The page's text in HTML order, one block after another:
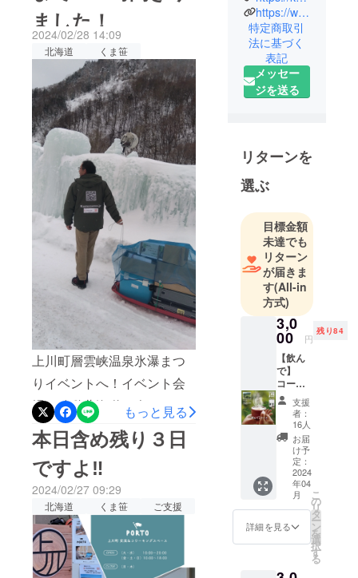
【大雪山】【大自然】北海
道などを知っていただいた
と思います少しずつです
が、以前よりも弊社HPやふ
るさと納税などからのご注
文も増えて来ました上川町
役場さま、上川町商工会さ
ま、層雲峡観光協会さま旭
川しんきん上川支店さま他
お取引先の企業さまのご支
援ご協力のおかげです知っ
て頂いたことが、本当に感
謝‼いたします引き続きご支
援よろしくお願いいたしま
す
ました！
2024/02/28 14:09
北海道 くま笹
上川町層雲峡温泉氷瀑まつ
りイベントへ！イベント会
場へ移動北海道の人たちは
お孫さんと買い物するとき
に、ソリにお孫さんをのせ
たり荷物の運搬に使ったり
されてます初めて、移動に
使ってみましたが、実際楽
でしたね(笑)イベント会場に
て沢山の方が【くま笹
もっと見る
本日含め残り３日
ですよ‼
2024/02/27 09:29
北海道 くま笹 ご支援
保存料・着
色料・不使
用の☕くま笹
Chai☕
チャイです
ぐ温まる
を届けます
🕊
◇冷え性や
いくま笹×
チャイで心
もカラダも
優しく包ま
れるひとと
き
◇身体がポ
カポカ朝ま
でグッスリ
ジャー効い
た５種のス
パイスを独
ニック素材
を無添加で
チャイに加
ルで美味し
https://www.instagram.com/sunearthtaisetu?igsh=cWMxc2l0NGxzajh4
特定商取引
法に基づく
表記
メッセー
ジを送る
リターンを
選ぶ
目標金額
未達でも
リターン
が届きま
す(All-in
方式)
3,0
00 円
残り84
【飲ん
で】
コース
【くま
笹関連
製品】
くま笹
Chai
（50g
入） １
袋 ・感
謝の手
紙 私た
ちの工
場は、
大雪山
上川町
支援
者：
16人
お届
け予
定：
2024
年04
月
詳細を見る
こ
の
リ
タ
ー
ン
を
選
択
す
る